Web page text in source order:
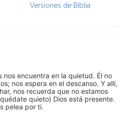
Versiones de Biblia
nos encuentra en la quietud. Él no
nos espera en el descanso. Y allí,
nos recuerda que no estamos
quieto) Dios está presente.
pelea por ti.